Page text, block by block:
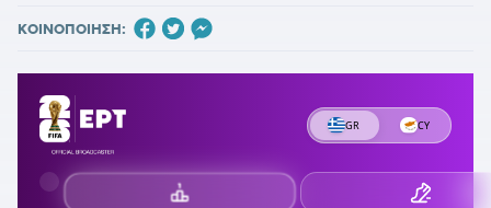
ΚΟΙΝΟΠΟΙΗΣΗ: